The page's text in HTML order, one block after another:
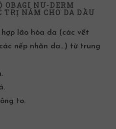
OBAGI NU-DERM
TRỊ NÁM CHO DA DẦU
lão hóa da (các vết
nếp nhăn da…) từ trung
to.